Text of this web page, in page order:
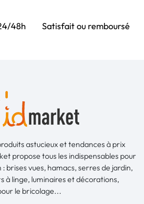
48h Satisfait ou remboursé
astucieux et tendances à prix
propose tous les indispensables pour
: brises vues, hamacs, serres de jardin,
à linge, luminaires et décorations,
le bricolage...